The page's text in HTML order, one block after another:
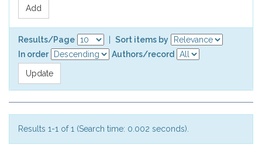
Results/Page
Sort items by
In order
Authors/record
Results 1-1 of 1 (Search time: 0.002 seconds).